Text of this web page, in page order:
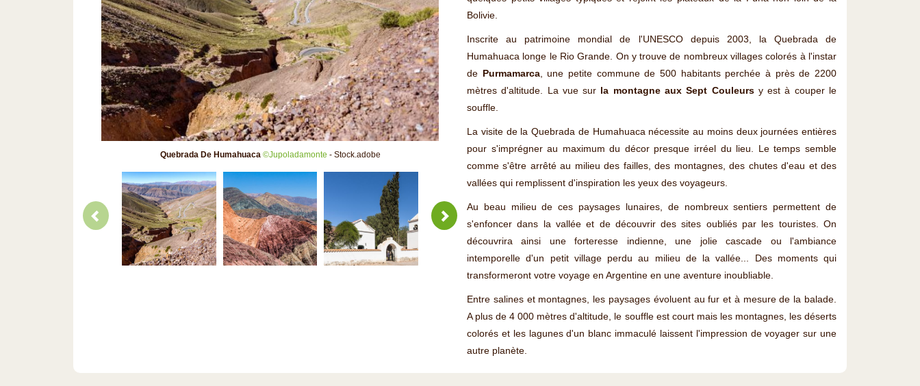
Quebrada De Humahuaca ©Jupoladamonte - Stock.adobe
Bolivie.
Inscrite au patrimoine mondial de l'UNESCO depuis 2003, la Quebrada de
Humahuaca longe le Rio Grande. On y trouve de nombreux villages colorés à l'instar
de
Purmamarca, une petite commune de 500 habitants perchée à près de 2200
mètres d'altitude. La vue sur
la montagne aux Sept Couleurs y est à couper le
souffle.
La visite de la Quebrada de Humahuaca nécessite au moins deux journées entières
pour s'imprégner au maximum du décor presque irréel du lieu. Le temps semble
comme s'être arrêté au milieu des failles, des montagnes, des chutes d'eau et des
vallées qui remplissent d'inspiration les yeux des voyageurs.
Au beau milieu de ces paysages lunaires, de nombreux sentiers permettent de
s'enfoncer dans la vallée et de découvrir des sites oubliés par les touristes. On
découvrira ainsi une forteresse indienne, une jolie cascade ou l'ambiance
intemporelle d'un petit village perdu au milieu de la vallée... Des moments qui
transformeront votre voyage en Argentine en une aventure inoubliable.
Entre salines et montagnes, les paysages évoluent au fur et à mesure de la balade.
A plus de 4 000 mètres d'altitude, le souffle est court mais les montagnes, les déserts
colorés et les lagunes d'un blanc immaculé laissent l'impression de voyager sur une
autre planète.